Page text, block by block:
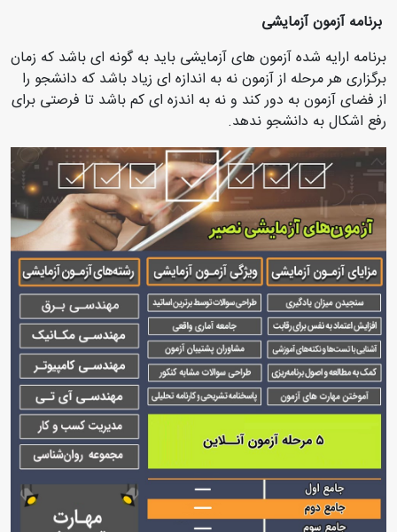
برنامه آزمون آزمایشی
برنامه ارایه شده آزمون های آزمایشی باید به گونه ای باشد که زمان
برگزاری هر مرحله از آزمون نه به اندازه ای زیاد باشد که دانشجو را
از فضای آزمون به دور کند و نه به اندزه ای کم باشد تا فرصتی برای
رفع اشکال به دانشجو ندهد.